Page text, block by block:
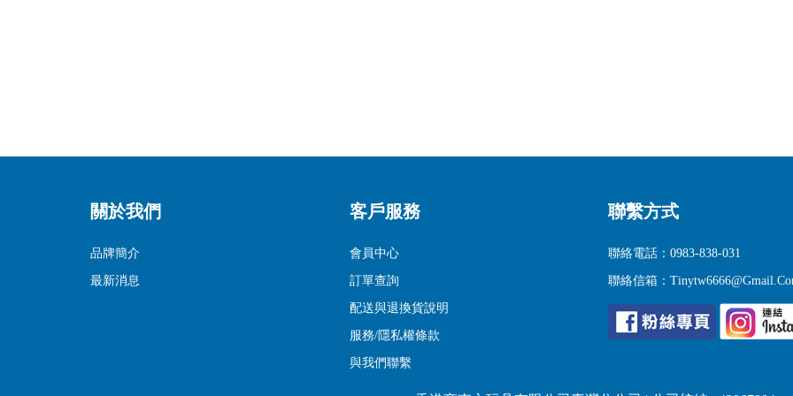
關於我們
品牌簡介
最新消息
客戶服務
會員中心
訂單查詢
配送與退換貨說明
服務/隱私權條款
與我們聯繫
聯繫方式
聯絡電話：0983-838-031
聯絡信箱：